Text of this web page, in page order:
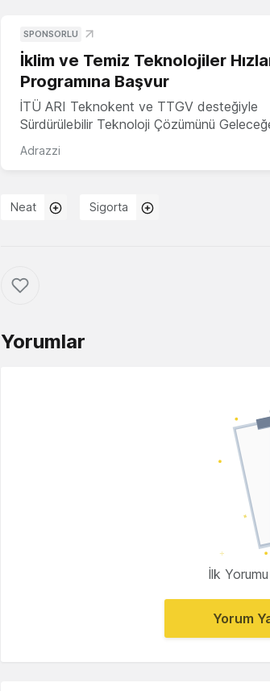
SPONSORLU
İklim ve Temiz Teknolojiler
Programına Başvur
İTÜ ARI Teknokent ve TTGV desteğiyle
Sürdürülebilir Teknoloji Çözümünü
Adrazzi
Neat Sigorta
Yorumlar
İlk
Yorum